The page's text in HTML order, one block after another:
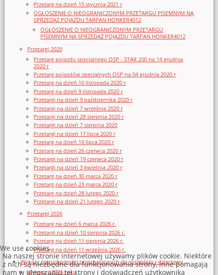
Przetarg na dzień 15 stycznia 2021 r
OGŁOSZENIE O NIEOGRANICZONYM PRZETARGU PISEMNYM NA
SPRZEDAŻ POJAZDU TARPAN HONKER4012
OGŁOSZENIE O NIEOGRANICZONYM PRZETARGU
PISEMNYM NA SPRZEDAŻ POJAZDU TARPAN HONKER4012
Przetargi 2020
Przetarg pojazdu specjalnego OSP - STAR 200 na 14 grudnia
2020 r
Przetarg pojazdów specjalnych OSP na 04 grudnia 2020 r
Przetarg na dzień 10 listopada 2020 r
Przetarg na dzień 9 listopada 2020 r
Przetargi na dzień 9 października 2020 r
Przetargi na dzień 7 września 2020 r
Przetargi na dzień 28 sierpnia 2020 r
Przetargi na dzień 7 sierpnia 2020
Przetargi na dzień 17 lipca 2020 r
Przetarg na dzień 10 lipca 2020 r
Przetarg na dzień 26 czerwca 2020 r
Przetargi na dzień 19 czerwca 2020 r
Przetargi na dzień 3 kwietnia 2020 r
Przetarg na dzień 30 marca 2020 r
Przetarg na dzień 23 marca 2020 r
Przetarg na dzień 28 lutego 2020 r
Przetargi na dzień 21 lutego 2020 r
Przetargi 2026
Przetarg na dzień 6 marca 2026 r.
Przetargi na dzień 10 sierpnia 2026 r.
Przetarg na dzień 11 sierpnia 2026 r.
Przetarg na dzień 11 września 2026 r.
Wykazy nieruchomości przeznaczonych do sprzedaży i dzierżawy
Wykazy z 2026 roku
We use cookies
Na naszej stronie internetowej używamy plików cookie. Niektóre
z nich są niezbędne dla funkcjonowania strony, inne pomagają
nam w ulepszaniu tej strony i doświadczeń użytkownika